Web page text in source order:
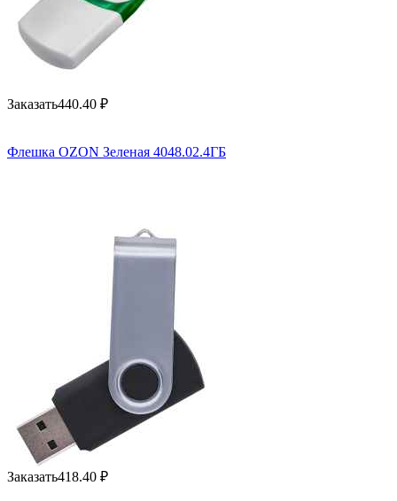
Заказать440.40 ₽
Флешка OZON Зеленая 4048.02.4ГБ
Заказать418.40 ₽